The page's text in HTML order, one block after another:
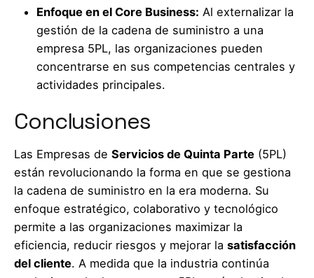
Enfoque en el Core Business: Al externalizar la
gestión de la cadena de suministro a una
empresa 5PL, las organizaciones pueden
concentrarse en sus competencias centrales y
actividades principales.
Conclusiones
Las Empresas de Servicios de Quinta Parte (5PL)
están revolucionando la forma en que se gestiona
la cadena de suministro en la era moderna. Su
enfoque estratégico, colaborativo y tecnológico
permite a las organizaciones maximizar la
eficiencia, reducir riesgos y mejorar la satisfacción
del cliente. A medida que la industria continúa